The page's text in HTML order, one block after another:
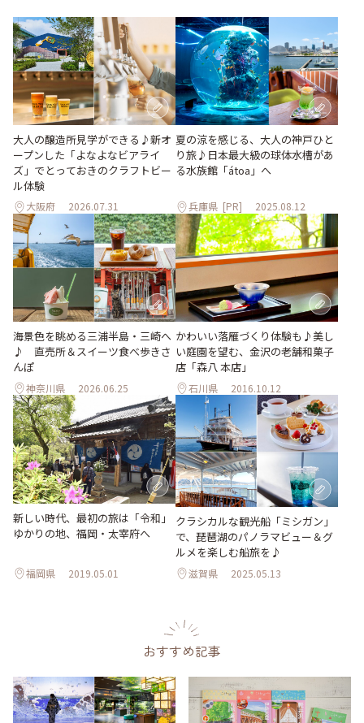
大人の醸造所見学ができる♪新オ
ープンした「よなよなビアライ
ズ」でとっておきのクラフトビー
ル体験
大阪府 2026.07.31
夏の涼を感じる、大人の神戸ひと
り旅♪日本最大級の球体水槽があ
る水族館「átoa」へ
兵庫県 [PR] 2025.08.12
海景色を眺める三浦半島・三崎へ
♪ 直売所＆スイーツ食べ歩きさ
んぽ
神奈川県 2026.06.25
かわいい落雁づくり体験も♪美し
い庭園を望む、金沢の老舗和菓子
店「森八 本店」
石川県 2016.10.12
新しい時代、最初の旅は「令和」
ゆかりの地、福岡・太宰府へ
福岡県 2019.05.01
クラシカルな観光船「ミシガン」
で、琵琶湖のパノラマビュー＆グ
ルメを楽しむ船旅を♪
滋賀県 2025.05.13
おすすめ記事